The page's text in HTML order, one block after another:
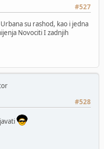
#527
su rashod, kao i jedna
Novociti I zadnjih
#528